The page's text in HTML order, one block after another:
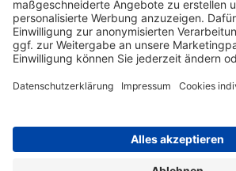
Smartphone? Dann sind Sie bei
richtig! Unser breites Sortiment bietet
und Toner für alle gängigen
kleiner Hersteller. Zugleich sind wir Ihr
einrichten, die Werkstatt ausstatten
was Ihren Arbeitsplatz noch
bei uns auch Bastelspaß,